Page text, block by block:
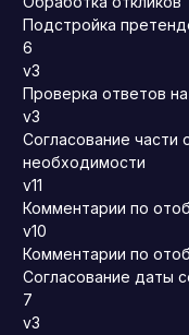
Подстройка
6
v3
Проверка ответов
v3
Согласование части
необходимости
v11
Комментарии по
v10
Комментарии по
Согласование даты
7
v3